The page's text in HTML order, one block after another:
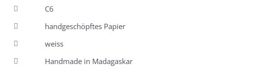
C6
handgeschöpftes Papier
weiss
Handmade in Madagaskar